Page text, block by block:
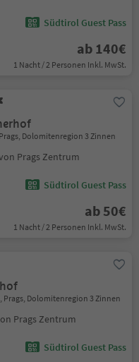
Südtirol Guest Pass
ab 140€
1 Nacht / 2 Personen Inkl. MwSt.
Dolomitenregion 3 Zinnen
Prags Zentrum
Südtirol Guest Pass
ab 50€
1 Nacht / 2 Personen Inkl. MwSt.
Prags, Dolomitenregion 3 Zinnen
Prags Zentrum
Südtirol Guest Pass